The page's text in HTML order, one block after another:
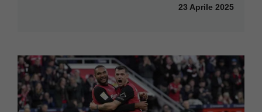
23 Aprile 2025